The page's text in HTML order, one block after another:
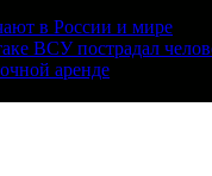
в России и мире
ВСУ пострадал
аренде